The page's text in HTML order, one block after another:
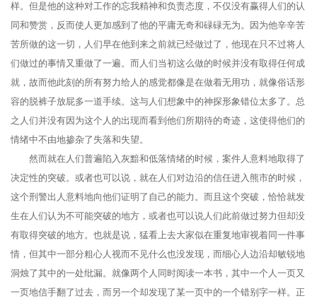
样。但是他的这种对工作的忘我精神和负责态度，不仅没有赢得人们的认
同和赞赏，反而使人更加感到了他的平庸无奇和碌碌无为。因为他辛辛苦
苦所做的这一切，人们早在他到来之前就已经做过了，他现在只不过将人
们做过的事情又重做了一遍。而人们当初这么做的时候并没有取得任何成
就，故而他此刻的所有努力给人的感觉都像是在做着无用功，就像俗话形
容的脱裤子放屁多一道手续。这与人们想象中的神探形象错位太多了。总
之人们并没有因为这个人的出现而看到他们所期待的奇迹，这使得他们的
情绪中不由地掺杂了失落和失望。
然而就在人们普遍陷入灰黯和低落情绪的时候，案件人意料地取得了
决定性的突破。或者也可以说，就在人们对边沿的信任进入熊市的时候，
这个刑警出人意料地向他们证明了自己的能力。而且这个突破，恰恰就发
生在人们认为不可能突破的地方，或者也可以说人们此前做过努力但却没
有取得突破的地方。也就是说，猛看上去大家似在重复地审视着同一件事
情，但其中一部分粗心人视而不见什么也没发现，而细心人边沿却敏锐地
洞烛了其中的一处纰漏。就像两个人同时阅读一本书，其中一个人一页又
一页地信手翻了过去，而另一个却发现了某一页中的一个错别字一样。正